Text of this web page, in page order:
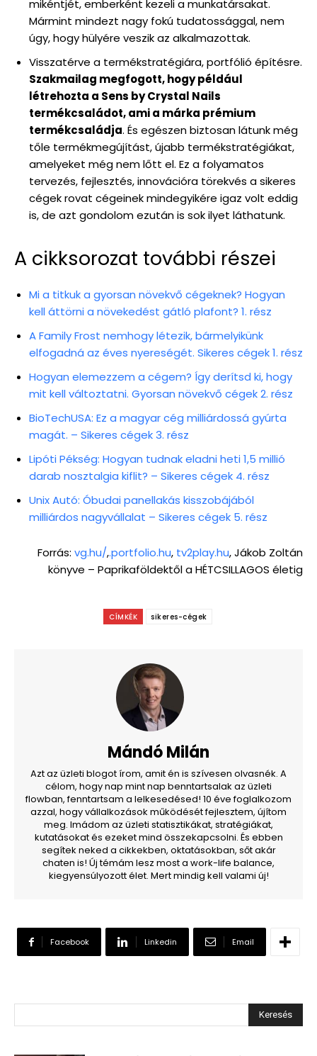
mikéntjét, emberként kezeli a munkatársakat.
Mármint mindezt nagy fokú tudatossággal, nem
úgy, hogy hülyére veszik az alkalmazottak.
Visszatérve a termékstratégiára, portfólió építésre.
Szakmailag megfogott, hogy például
létrehozta a Sens by Crystal Nails
termékcsaládot, ami a márka prémium
termékcsaládja. És egészen biztosan látunk még
tőle termékmegújítást, újabb termékstratégiákat,
amelyeket még nem lőtt el. Ez a folyamatos
tervezés, fejlesztés, innovációra törekvés a sikeres
cégek rovat cégeinek mindegyikére igaz volt eddig
is, de azt gondolom ezután is sok ilyet láthatunk.
A cikksorozat további részei
Mi a titkuk a gyorsan növekvő cégeknek? Hogyan
kell áttörni a növekedést gátló plafont? 1. rész
A Family Frost nemhogy létezik, bármelyikünk
elfogadná az éves nyereségét. Sikeres cégek 1. rész
Hogyan elemezzem a cégem? Így derítsd ki, hogy
mit kell változtatni. Gyorsan növekvő cégek 2. rész
BioTechUSA: Ez a magyar cég milliárdossá gyúrta
magát. – Sikeres cégek 3. rész
Lipóti Pékség: Hogyan tudnak eladni heti 1,5 millió
darab nosztalgia kiflit? – Sikeres cégek 4. rész
Unix Autó: Óbudai panellakás kisszobájából
milliárdos nagyvállalat – Sikeres cégek 5. rész
Forrás: vg.hu/,.portfolio.hu, tv2play.hu, Jákob Zoltán
könyve – Paprikaföldektől a HÉTCSILLAGOS életig
CÍMKÉK sikeres-cégek
Mándó Milán
Azt az üzleti blogot írom, amit én is szívesen olvasnék. A
célom, hogy nap mint nap benntartsalak az üzleti
flowban, fenntartsam a lelkesedésed! 10 éve foglalkozom
azzal, hogy vállalkozások működését fejlesztem, újítom
meg. Imádom az üzleti statisztikákat, stratégiákat,
kutatásokat és ezeket mind összekapcsolni. És ebben
segítek neked a cikkekben, oktatásokban, sőt akár
chaten is! Új témám lesz most a work-life balance,
kiegyensúlyozott élet. Mert mindig kell valami új!
Facebook Linkedin Email
Keresés